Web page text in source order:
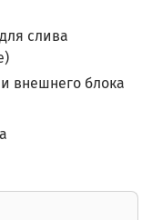
слива
внешнего блока